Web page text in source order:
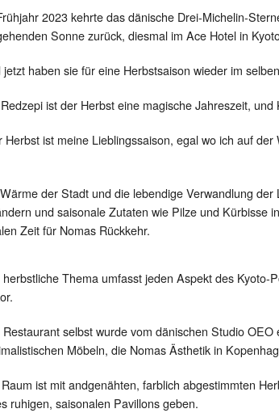
2023 kehrte das dänische Drei-Michelin-
Sonne zurück, diesmal im Ace Hotel in
jetzt haben sie für eine Herbstsaison wieder im
ist der Herbst eine magische Jahreszeit,
Herbst ist meine Lieblingssaison, egal wo ich auf
der Stadt und die lebendige Verwandlung
und saisonale Zutaten wie Pilze und Kürbisse
Zeit für Nomas Rückkehr.
herbstliche Thema umfasst jeden Aspekt des Kyoto-
Restaurant selbst wurde vom dänischen Studio
Möbeln, die Nomas Ästhetik in
ist mit andgenähten, farblich abgestimmten
ruhigen, saisonalen Pavillons geben.